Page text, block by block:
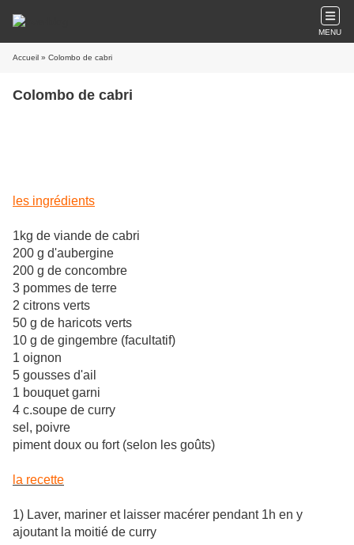
MENU
Accueil » Colombo de cabri
Colombo de cabri
les ingrédients
1kg de viande de cabri
200 g d'aubergine
200 g de concombre
3 pommes de terre
2 citrons verts
50 g de haricots verts
10 g de gingembre (facultatif)
1 oignon
5 gousses d'ail
1 bouquet garni
4 c.soupe de curry
sel, poivre
piment doux ou fort (selon les goûts)
la recette
1) Laver, mariner et laisser macérer pendant 1h en y
ajoutant la moitié de curry